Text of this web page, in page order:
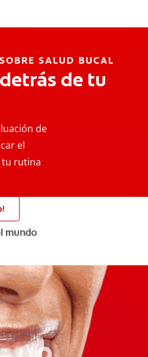
SALUD BUCAL
de tu
de
el
rutina